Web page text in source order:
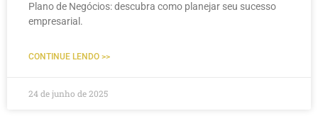
Plano de Negócios: descubra como planejar seu sucesso
empresarial.
CONTINUE LENDO >>
24 de junho de 2025